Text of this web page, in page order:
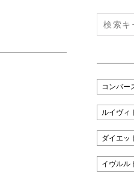
コンバー
ルイヴィ
ダイエッ
イヴルル